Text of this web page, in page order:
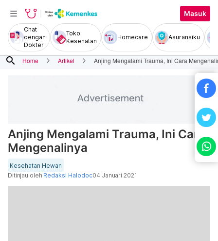
Masuk
Chat
dengan
Dokter
Toko
Kesehatan
Homecare Asuransiku
search Home Artikel Anjing Mengalami Trauma, Ini Cara
Anjing Mengalami Trauma, Ini Cara
Mengenalinya
Kesehatan Hewan
Ditinjau oleh Redaksi Halodoc04 Januari 2021